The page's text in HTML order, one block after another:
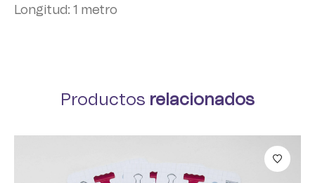
Longitud: 1 metro
Productos relacionados